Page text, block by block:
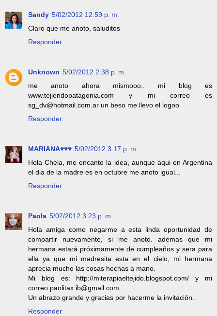
Sandy 5/02/2012 12:59 p. m.
Claro que me anoto, saluditos
Responder
Unknown 5/02/2012 2:38 p. m.
me anoto ahora mismooo.. mi blog es
www.tejiendopatagonia.com y mi correo es
sg_dv@hotmail.com.ar un beso me llevo el logoo
Responder
MARIANA♥♥♥ 5/02/2012 3:17 p. m.
Hola Chela, me encanto la idea, aunque aqui en Argentina
el dia de la madre es en octubre me anoto igual...
Responder
Paola 5/02/2012 3:23 p. m.
Hola amiga como negarme a esta linda oportunidad de
compartir nuevamente, si me anoto. ademas que mi
hermana estará próximamente de cumpleaños y sera para
ella ya que mi madresita esta en el cielo, mi hermana
aprecia mucho las cosas hechas a mano.
Mi blog es: http://miterapiaeltejido.blogspot.com/ y mi
correo paolitax.ib@gmail.com
Un abrazo grande y gracias por hacerme la invitación.
Responder